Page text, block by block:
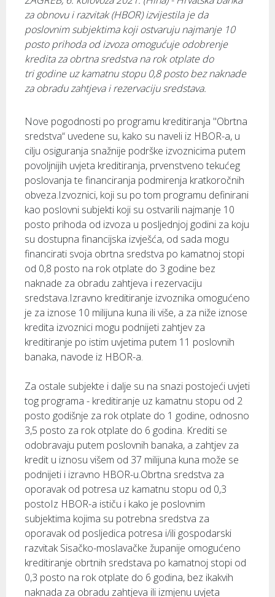
za obnovu i razvitak (HBOR) izvijestila je da
poslovnim subjektima koji ostvaruju najmanje 10
posto prihoda od izvoza omogućuje odobrenje
kredita za obrtna sredstva na rok otplate do
tri godine uz kamatnu stopu 0,8 posto bez naknade
za obradu zahtjeva i rezervaciju sredstava.
Nove pogodnosti po programu kreditiranja "Obrtna
sredstva“ uvedene su, kako su naveli iz HBOR-a, u
cilju osiguranja snažnije podrške izvoznicima putem
povoljnijih uvjeta kreditiranja, prvenstveno tekućeg
poslovanja te financiranja podmirenja kratkoročnih
obveza.Izvoznici, koji su po tom programu definirani
kao poslovni subjekti koji su ostvarili najmanje 10
posto prihoda od izvoza u posljednjoj godini za koju
su dostupna financijska izvješća, od sada mogu
financirati svoja obrtna sredstva po kamatnoj stopi
od 0,8 posto na rok otplate do 3 godine bez
naknade za obradu zahtjeva i rezervaciju
sredstava.Izravno kreditiranje izvoznika omogućeno
je za iznose 10 milijuna kuna ili više, a za niže iznose
kredita izvoznici mogu podnijeti zahtjev za
kreditiranje po istim uvjetima putem 11 poslovnih
banaka, navode iz HBOR-a.
Za ostale subjekte i dalje su na snazi postojeći uvjeti
tog programa - kreditiranje uz kamatnu stopu od 2
posto godišnje za rok otplate do 1 godine, odnosno
3,5 posto za rok otplate do 6 godina. Krediti se
odobravaju putem poslovnih banaka, a zahtjev za
kredit u iznosu višem od 37 milijuna kuna može se
podnijeti i izravno HBOR-u.Obrtna sredstva za
oporavak od potresa uz kamatnu stopu od 0,3
postoIz HBOR-a ističu i kako je poslovnim
subjektima kojima su potrebna sredstva za
oporavak od posljedica potresa i/ili gospodarski
razvitak Sisačko-moslavačke županije omogućeno
kreditiranje obrtnih sredstava po kamatnoj stopi od
0,3 posto na rok otplate do 6 godina, bez ikakvih
naknada za obradu zahtjeva ili izmjenu uvjeta